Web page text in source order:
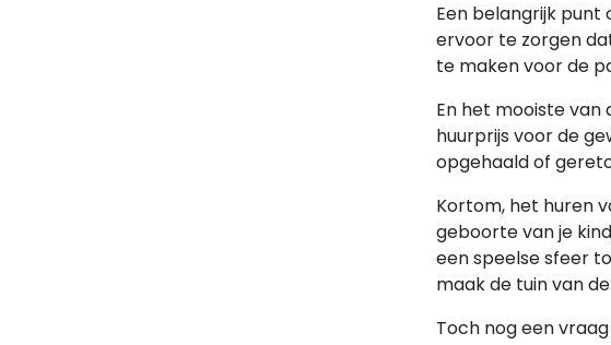
Een belangrijk
ervoor te zorgen
te maken voor de
En het mooiste van
huurprijs voor de
opgehaald of
Kortom, het huren
geboorte van je
een speelse sfeer
maak de tuin van
Toch nog een